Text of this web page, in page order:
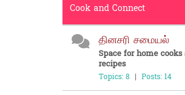
Cook and Connect
தினசரி சமையல்
Space for home
recipes
Topics: 8 | Posts: 14